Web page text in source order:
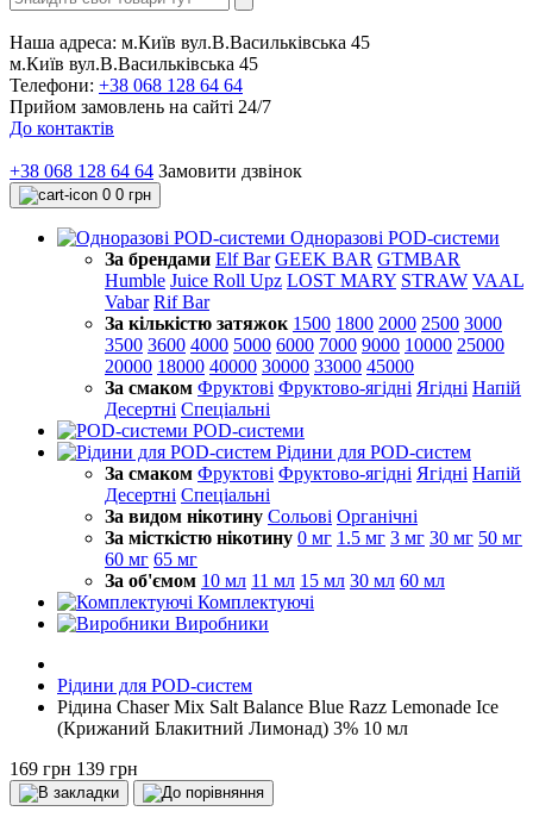
Наша адреса: м.Київ вул.В.Васильківська 45
м.Київ вул.В.Васильківська 45
Телефони: +38 068 128 64 64
Прийом замовлень на сайті 24/7
До контактів
+38 068 128 64 64 Замовити дзвінок
0 0 грн
Одноразові POD-системи
За брендами Elf Bar GEEK BAR GTMBAR
Humble Juice Roll Upz LOST MARY STRAW VAAL
Vabar Rif Bar
За кількістю затяжок 1500 1800 2000 2500 3000
3500 3600 4000 5000 6000 7000 9000 10000 25000
20000 18000 40000 30000 33000 45000
За смаком Фруктові Фруктово-ягідні Ягідні Напій
Десертні Спеціальні
POD-системи
Рідини для POD-систем
За смаком Фруктові Фруктово-ягідні Ягідні Напій
Десертні Спеціальні
За видом нікотину Сольові Органічні
За місткістю нікотину 0 мг 1.5 мг 3 мг 30 мг 50 мг
60 мг 65 мг
За об'ємом 10 мл 11 мл 15 мл 30 мл 60 мл
Комплектуючі
Виробники
Рідини для POD-систем
Рідина Chaser Mix Salt Balance Blue Razz Lemonade Ice
(Крижаний Блакитний Лимонад) 3% 10 мл
169 грн 139 грн